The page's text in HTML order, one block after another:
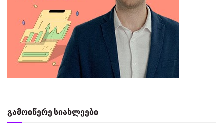
გამოიწერე სიახლეები